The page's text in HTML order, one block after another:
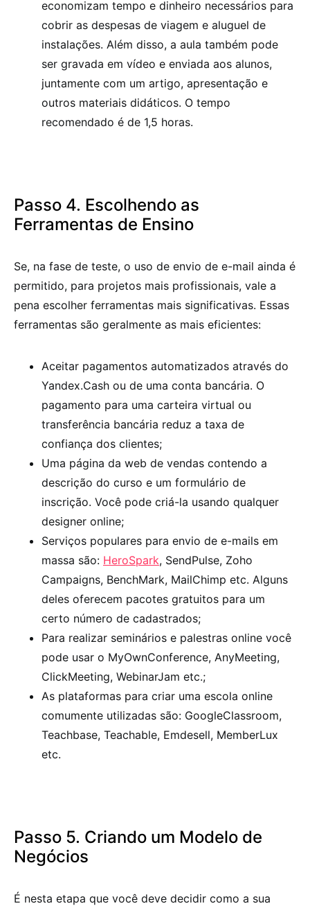
economizam tempo e dinheiro necessários para
cobrir as despesas de viagem e aluguel de
instalações. Além disso, a aula também pode
ser gravada em vídeo e enviada aos alunos,
juntamente com um artigo, apresentação e
outros materiais didáticos. O tempo
recomendado é de 1,5 horas.
Passo 4. Escolhendo as
Ferramentas de Ensino
Se, na fase de teste, o uso de envio de e-mail ainda é
permitido, para projetos mais profissionais, vale a
pena escolher ferramentas mais significativas. Essas
ferramentas são geralmente as mais eficientes:
Aceitar pagamentos automatizados através do
Yandex.Cash ou de uma conta bancária. O
pagamento para uma carteira virtual ou
transferência bancária reduz a taxa de
confiança dos clientes;
Uma página da web de vendas contendo a
descrição do curso e um formulário de
inscrição. Você pode criá-la usando qualquer
designer online;
Serviços populares para envio de e-mails em
massa são: HeroSpark, SendPulse, Zoho
Campaigns, BenchMark, MailChimp etc. Alguns
deles oferecem pacotes gratuitos para um
certo número de cadastrados;
Para realizar seminários e palestras online você
pode usar o MyOwnConference, AnyMeeting,
ClickMeeting, WebinarJam etc.;
As plataformas para criar uma escola online
comumente utilizadas são: GoogleClassroom,
Teachbase, Teachable, Emdesell, MemberLux
etc.
Passo 5. Criando um Modelo de
Negócios
É nesta etapa que você deve decidir como a sua